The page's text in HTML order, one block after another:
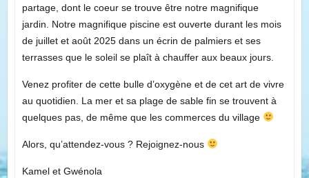
partage, dont le coeur se trouve être notre magnifique
jardin. Notre magnifique piscine est ouverte durant les mois
de juillet et août 2025 dans un écrin de palmiers et ses
terrasses que le soleil se plaît à chauffer aux beaux jours.
Venez profiter de cette bulle d’oxygène et de cet art de vivre
au quotidien. La mer et sa plage de sable fin se trouvent à
quelques pas, de même que les commerces du village
Alors, qu’attendez-vous ? Rejoignez-nous
Kamel et Gwénola